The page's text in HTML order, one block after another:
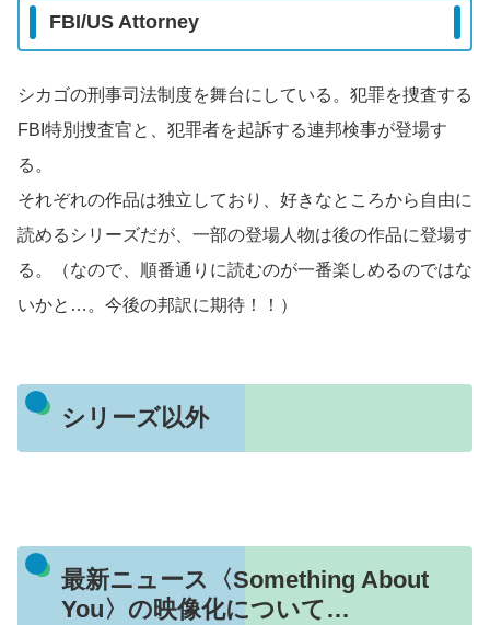
FBI/US Attorney
シカゴの刑事司法制度を舞台にしている。犯罪を捜査する
FBI特別捜査官と、犯罪者を起訴する連邦検事が登場す
る。
それぞれの作品は独立しており、好きなところから自由に
読めるシリーズだが、一部の登場人物は後の作品に登場す
る。（なので、順番通りに読むのが一番楽しめるのではな
いかと…。今後の邦訳に期待！！）
シリーズ以外
最新ニュース〈Something About
You〉の映像化について…